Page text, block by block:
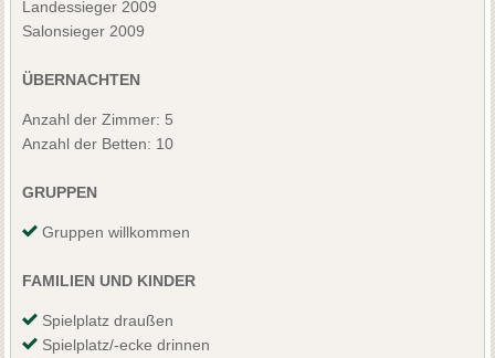
Landessieger 2009
Salonsieger 2009
ÜBERNACHTEN
Anzahl der Zimmer: 5
Anzahl der Betten: 10
GRUPPEN
Gruppen willkommen
FAMILIEN UND KINDER
Spielplatz draußen
Spielplatz/-ecke drinnen